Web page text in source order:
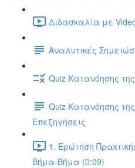
Διδασκαλία με
Αναλυτικές
Quiz Κατανόησης
Quiz Κατανόησης
Επεξηγήσεις
1. Ερώτηση
Βήμα-Βήμα (0:09)